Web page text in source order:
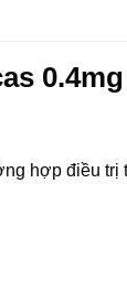
0.4mg
hợp điều